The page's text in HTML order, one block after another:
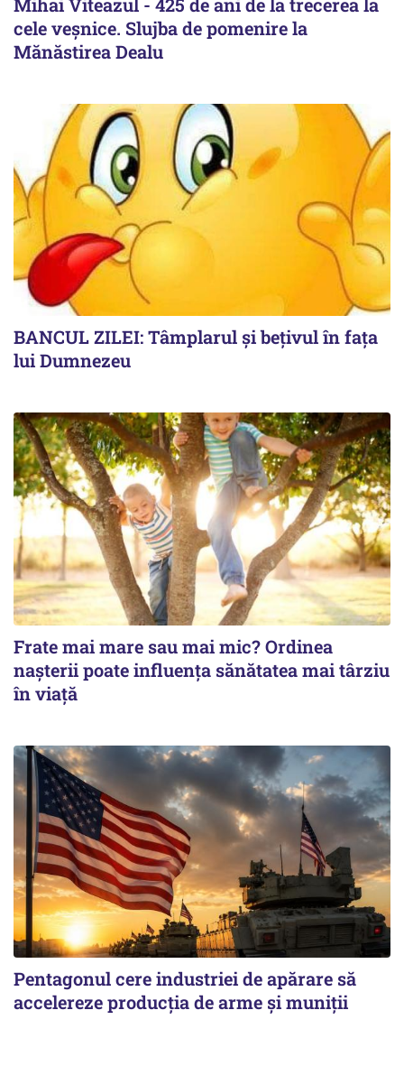
Mihai Viteazul - 425 de ani de la trecerea la
cele veșnice. Slujba de pomenire la
Mănăstirea Dealu
BANCUL ZILEI: Tâmplarul și bețivul în fața
lui Dumnezeu
Frate mai mare sau mai mic? Ordinea
nașterii poate influența sănătatea mai târziu
în viață
Pentagonul cere industriei de apărare să
accelereze producția de arme și muniții